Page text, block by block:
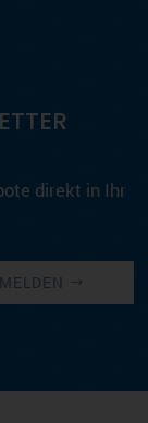
direkt in Ihr